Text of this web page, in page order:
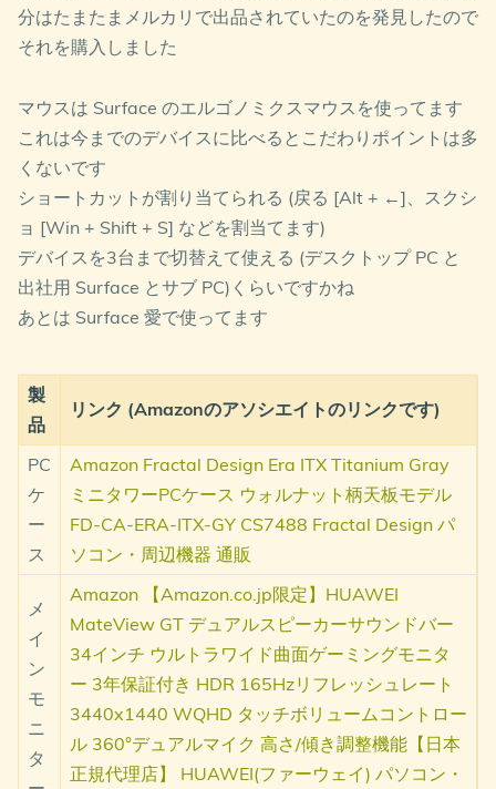
分はたまたまメルカリで出品されていたのを発見したので
それを購入しました
マウスは Surface のエルゴノミクスマウスを使ってます
これは今までのデバイスに比べるとこだわりポイントは多
くないです
ショートカットが割り当てられる (戻る [Alt + ←]、スクシ
ョ [Win + Shift + S] などを割当てます)
デバイスを3台まで切替えて使える (デスクトップ PC と
出社用 Surface とサブ PC)くらいですかね
あとは Surface 愛で使ってます
製
品
リンク (Amazonのアソシエイトのリンクです)
PC
ケ
ー
ス
Amazon Fractal Design Era ITX Titanium Gray
ミニタワーPCケース ウォルナット柄天板モデル
FD-CA-ERA-ITX-GY CS7488 Fractal Design パ
ソコン・周辺機器 通販
メ
イ
ン
モ
ニ
タ
Amazon 【Amazon.co.jp限定】HUAWEI
MateView GT デュアルスピーカーサウンドバー
34インチ ウルトラワイド曲面ゲーミングモニタ
ー 3年保証付き HDR 165Hzリフレッシュレート
3440x1440 WQHD タッチボリュームコントロー
ル 360°デュアルマイク 高さ/傾き調整機能【日本
正規代理店】 HUAWEI(ファーウェイ) パソコン・